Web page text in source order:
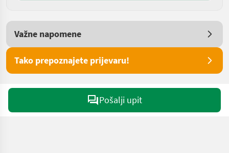
Važne napomene
Tako prepoznajete prijevaru!
Pošalji upit